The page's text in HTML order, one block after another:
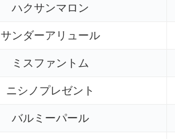
ハクサンマロン
サンダーアリュール
ミスファントム
ニシノプレゼント
バルミーパール